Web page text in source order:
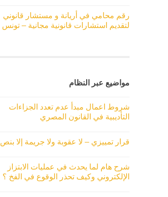
رقم محامي في أريانة و مستشار قانوني
لتقديم استشارات قانونية مجانية – تونس
مواضيع عبر النظام
شروط اعمال مبدأ عدم تعدد الجزاءات
التأديبية في القانون المصري
قرار تمييزي – لا عقوبة ولا جريمة إلا بنص
شرح هام لما يحدث في عمليات الابتزاز
الإلكتروني وكيف تحذر الوقوع في الفخ ؟